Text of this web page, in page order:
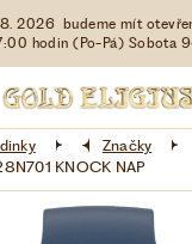
2026 budeme mít
hodin (Po-Pá) Sobota
Značky
KNOCK NAP